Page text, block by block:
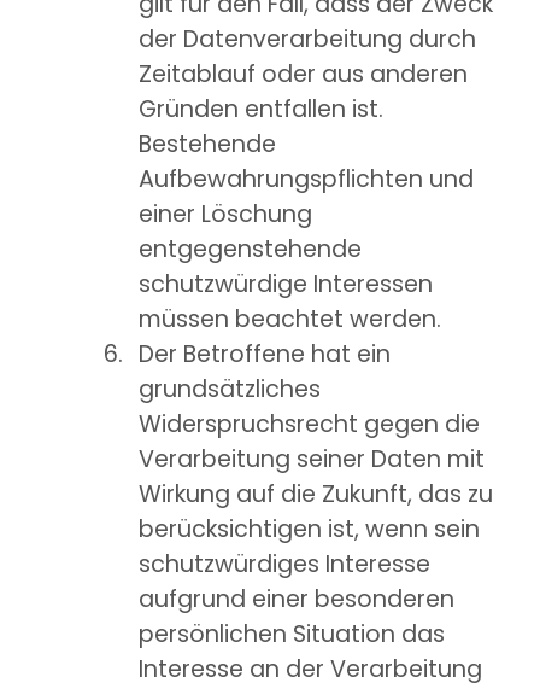
der Datenverarbeitung durch
Zeitablauf oder aus anderen
Gründen entfallen ist.
Bestehende
Aufbewahrungspflichten und
einer Löschung
entgegenstehende
schutzwürdige Interessen
müssen beachtet werden.
Der Betroffene hat ein
grundsätzliches
Widerspruchsrecht gegen die
Verarbeitung seiner Daten mit
Wirkung auf die Zukunft, das zu
berücksichtigen ist, wenn sein
schutzwürdiges Interesse
aufgrund einer besonderen
persönlichen Situation das
Interesse an der Verarbeitung